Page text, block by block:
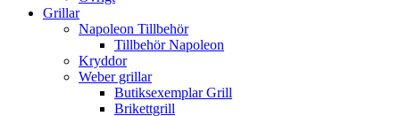
Grillar
Napoleon Tillbehör
Tillbehör Napoleon
Kryddor
Weber grillar
Butiksexemplar Grill
Brikettgrill